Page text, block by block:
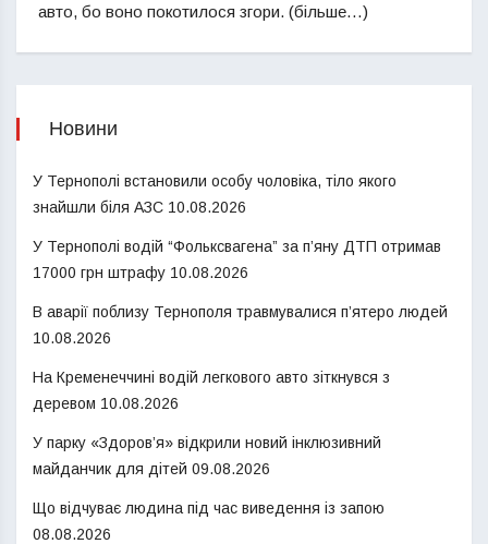
авто, бо воно покотилося згори. (більше…)
Новини
У Тернополі встановили особу чоловіка, тіло якого
знайшли біля АЗС 10.08.2026
У Тернополі водій “Фольксвагена” за п’яну ДТП отримав
17000 грн штрафу 10.08.2026
В аварії поблизу Тернополя травмувалися п’ятеро людей
10.08.2026
На Кременеччині водій легкового авто зіткнувся з
деревом 10.08.2026
У парку «Здоров’я» відкрили новий інклюзивний
майданчик для дітей 09.08.2026
Що відчуває людина під час виведення із запою
08.08.2026